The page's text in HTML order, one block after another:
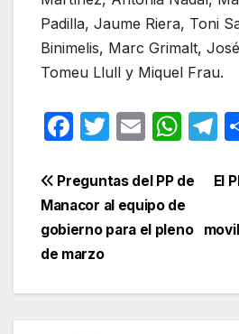
Padilla, Jaume Riera, Toni
Binimelis, Marc Grimalt,
Tomeu Llull y Miquel Frau.
F
c
e
b
o
o
T
itt
er
E
ail
W
at
s
A
p
T
e
a
Navegación
de
entradas
El
Preguntas del PP de
Manacor al equipo de
gobierno para el pleno
de marzo